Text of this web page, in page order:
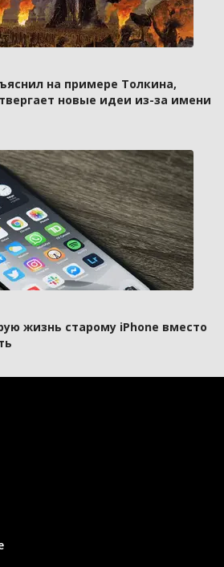
на примере Толкина,
новые идеи из-за имени
жизнь старому iPhone вместо